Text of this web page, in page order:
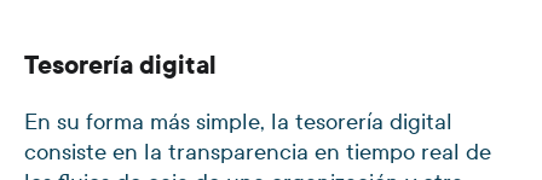
Tesorería digital
En su forma más simple, la tesorería digital
consiste en la transparencia en tiempo real de